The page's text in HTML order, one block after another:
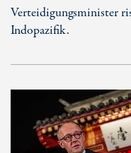
Verteidigungsminister
Indopazifik.